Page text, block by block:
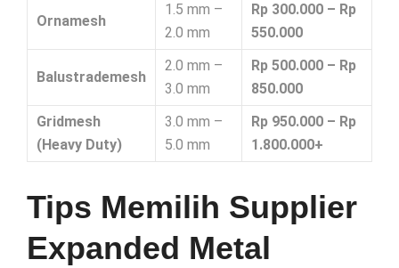
Ornamesh
1.5 mm –
2.0 mm
Rp 300.000 – Rp
550.000
Balustrademesh
2.0 mm –
3.0 mm
Rp 500.000 – Rp
850.000
Gridmesh
(Heavy Duty)
3.0 mm –
5.0 mm
Rp 950.000 – Rp
1.800.000+
Tips Memilih Supplier
Expanded Metal